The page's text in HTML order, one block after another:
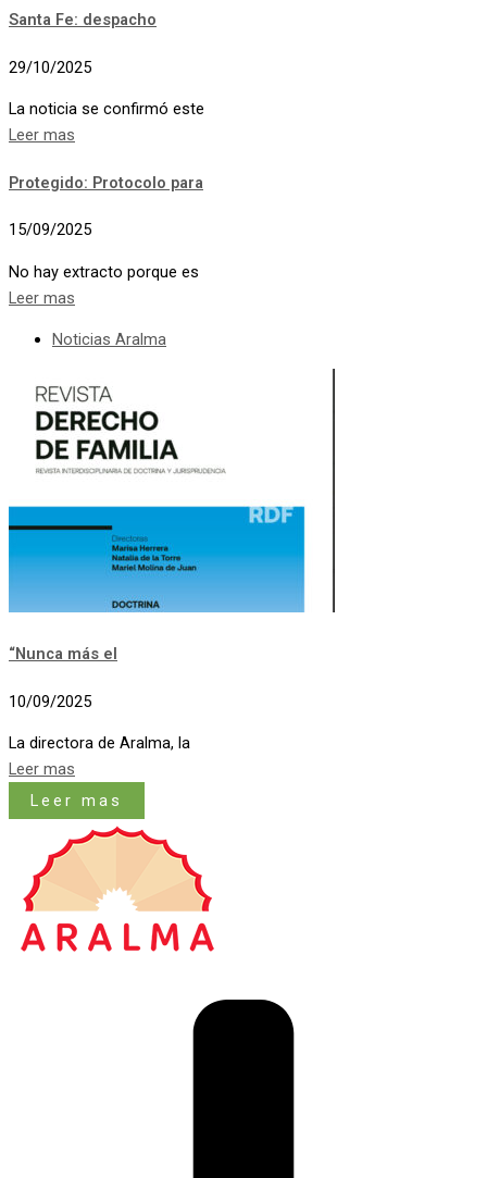
Santa Fe: despacho
29/10/2025
La noticia se confirmó este
Leer mas
Protegido: Protocolo para
15/09/2025
No hay extracto porque es
Leer mas
Noticias Aralma
“Nunca más el
10/09/2025
La directora de Aralma, la
Leer mas
Leer mas